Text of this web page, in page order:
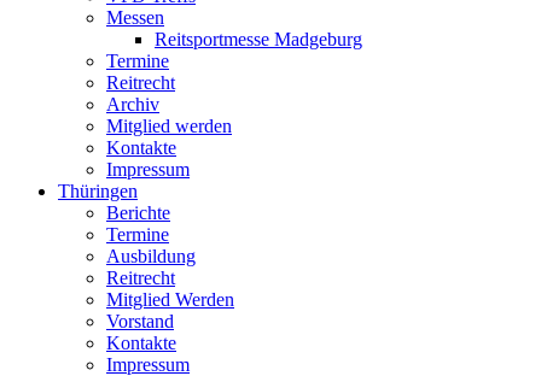
Messen
Reitsportmesse Madgeburg
Termine
Reitrecht
Archiv
Mitglied werden
Kontakte
Impressum
Thüringen
Berichte
Termine
Ausbildung
Reitrecht
Mitglied Werden
Vorstand
Kontakte
Impressum